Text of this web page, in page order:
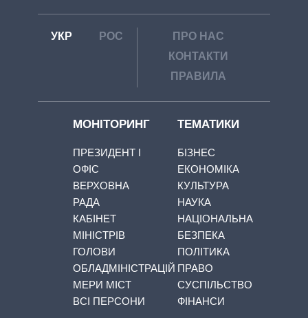
УКР РОС
ПРО НАС
КОНТАКТИ
ПРАВИЛА
МОНІТОРИНГ
ПРЕЗИДЕНТ І
ОФІС
ВЕРХОВНА
РАДА
КАБІНЕТ
МІНІСТРІВ
ГОЛОВИ
ОБЛАДМІНІСТРАЦІЙ
МЕРИ МІСТ
ВСІ ПЕРСОНИ
ТЕМАТИКИ
БІЗНЕС
ЕКОНОМІКА
КУЛЬТУРА
НАУКА
НАЦІОНАЛЬНА
БЕЗПЕКА
ПОЛІТИКА
ПРАВО
СУСПІЛЬСТВО
ФІНАНСИ